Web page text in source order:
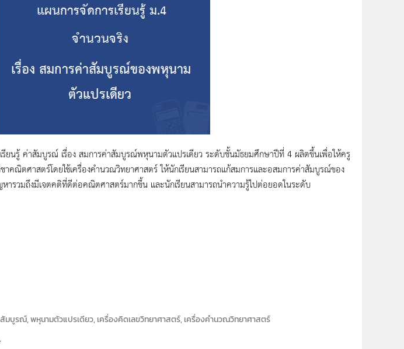
รียนรู้ ค่าสัมบูรณ์ เรื่อง สมการค่าสัมบูรณ์พหุนามตัวแปรเดียว ระดับชั้นมัธยมศึกษาปีที่ 4 ผลิตขึ้นเพื่อให้ครู
ชาคณิตศาสตร์โดยใช้เครื่องคำนวณวิทยาศาสตร์ ให้นักเรียนสามารถแก้สมการและอสมการค่าสัมบูรณ์ของ
ารวมถึงมีเจตคติที่ดีต่อคณิตศาสตร์มากขึ้น และนักเรียนสามารถนำความรู้ไปต่อยอดในระดับ
รณ์, พหุนามตัวแปรเดียว, เครื่องคิดเลขวิทยาศาสตร์, เครื่องคำนวณวิทยาศาสตร์